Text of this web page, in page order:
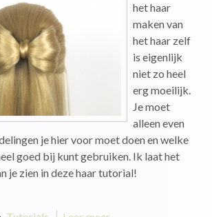
het haar
maken van
het haar zelf
is eigenlijk
niet zo heel
erg moeilijk.
Je moet
alleen even
je hier voor moet doen en welke
goed bij kunt gebruiken. Ik laat het
je zien in deze haar tutorial!